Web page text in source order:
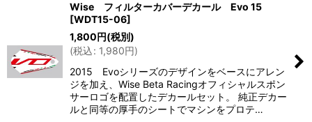
Wise フィルターカバーデカール Evo 15
[WDT15-06]
1,800円(税別)
(税込: 1,980円)
2015 Evoシリーズのデザインをベースにアレン
ジを加え、Wise Beta Racingオフィシャルスポン
サーロゴを配置したデカールセット。 純正デカー
ルと同等の厚手のシートでマシンをプロテ…